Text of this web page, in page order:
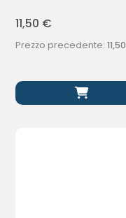
11,50 €
Prezzo precedente:11,50